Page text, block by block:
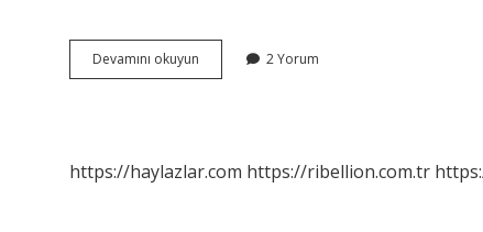
Devamını okuyun Bulunma
Hal
Yazılır
2 Yorum
https://haylazlar.com https://ribellion.com.tr